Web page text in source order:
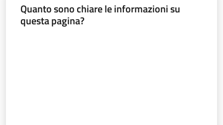
Quanto sono chiare le informazioni su
questa pagina?